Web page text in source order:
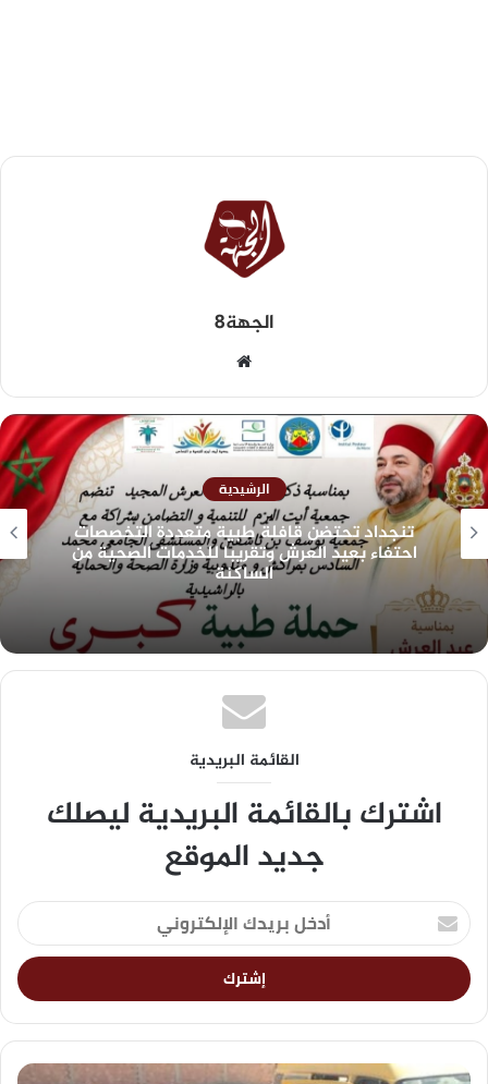
الجهة8
الرشيدية
تنجداد تحتضن قافلة طبية متعددة التخصصات
احتفاء بعيد العرش وتقريبا للخدمات الصحية من
الساكنة
القائمة البريدية
اشترك بالقائمة البريدية ليصلك
جديد الموقع